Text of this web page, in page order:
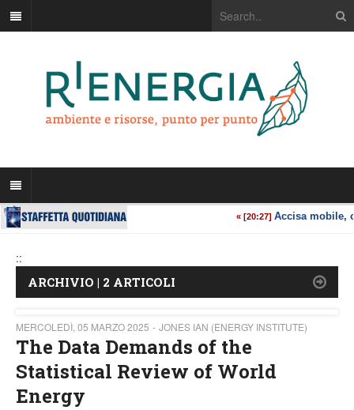
::
ARCHIVIO | 2 ARTICOLI
MERCOLEDÌ, 05 MARZO 2025 JONES IAN (ENERGY INSTITUTE)
The Data Demands of the
Statistical Review of World
Energy